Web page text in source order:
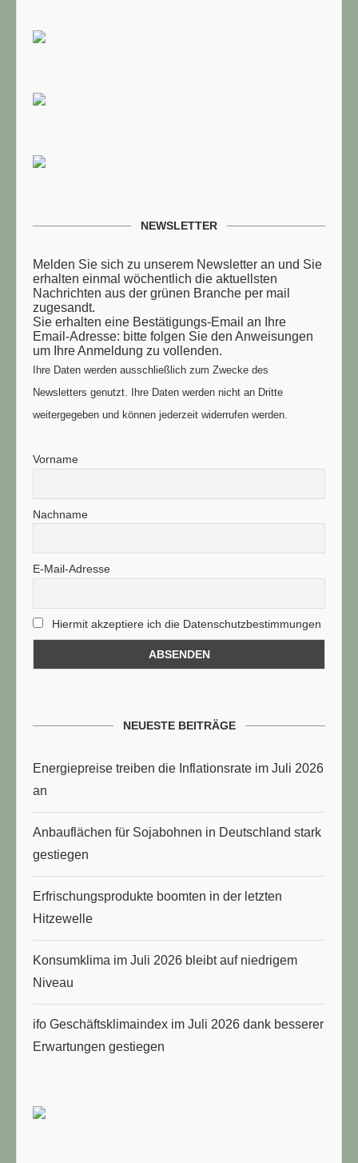
NEWSLETTER
Melden Sie sich zu unserem Newsletter an und Sie
erhalten einmal wöchentlich die aktuellsten
Nachrichten aus der grünen Branche per mail
zugesandt.
Sie erhalten eine Bestätigungs-Email an Ihre
Email-Adresse: bitte folgen Sie den Anweisungen
um Ihre Anmeldung zu vollenden.
Ihre Daten werden ausschließlich zum Zwecke des
Newsletters genutzt. Ihre Daten werden nicht an Dritte
weitergegeben und können jederzeit widerrufen werden.
Vorname
Nachname
E-Mail-Adresse
Hiermit akzeptiere ich die Datenschutzbestimmungen
NEUESTE BEITRÄGE
Energiepreise treiben die Inflationsrate im Juli 2026
an
Anbauflächen für Sojabohnen in Deutschland stark
gestiegen
Erfrischungsprodukte boomten in der letzten
Hitzewelle
Konsumklima im Juli 2026 bleibt auf niedrigem
Niveau
ifo Geschäftsklimaindex im Juli 2026 dank besserer
Erwartungen gestiegen